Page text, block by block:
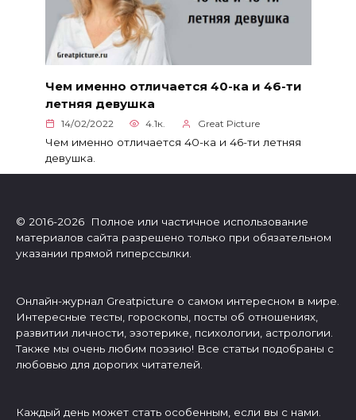
Чем именно отличается 40-ка и 46-ти
летняя девушка
14/02/2022 4.1к. Great Picture
Чем именно отличается 40-ка и 46-ти летняя
девушка.
© 2016-2026 Полное или частичное использование
материалов сайта разрешено только при обязательном
указании прямой гиперссылки.
Онлайн-журнал Greatpicture о самом интересном в мире.
Интересные тесты, гороскопы, посты об отношениях,
развитии личности, эзотерике, психологии, астрологии.
Также мы очень любим поэзию! Все статьи подобраны с
любовью для дорогих читателей.
Каждый день может стать особенным, если вы с нами.